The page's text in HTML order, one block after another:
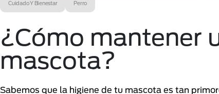
Cuidado Y Bienestar Perro
¿Cómo mantener
mascota?
Sabemos que la higiene de tu mascota es tan